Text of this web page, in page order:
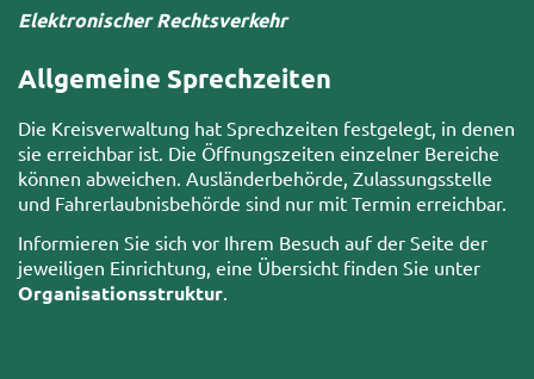
Elektronischer Rechtsverkehr
Allgemeine Sprechzeiten
Die Kreisverwaltung hat Sprechzeiten festgelegt, in denen
sie erreichbar ist. Die Öffnungszeiten einzelner Bereiche
können abweichen. Ausländerbehörde, Zulassungsstelle
und Fahrerlaubnisbehörde sind nur mit Termin erreichbar.
Informieren Sie sich vor Ihrem Besuch auf der Seite der
jeweiligen Einrichtung, eine Übersicht finden Sie unter
Organisationsstruktur